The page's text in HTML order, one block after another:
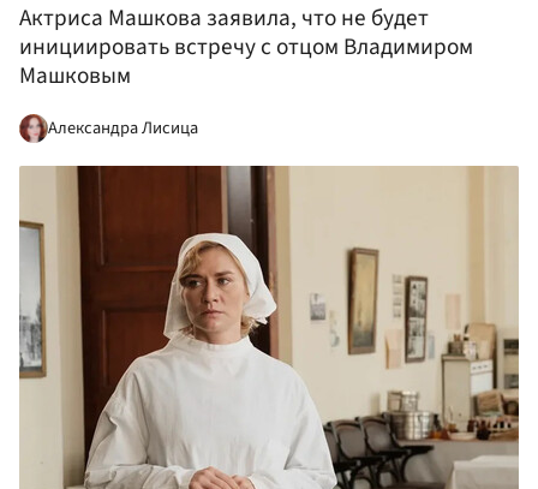
Актриса Машкова заявила, что не будет
инициировать встречу с отцом Владимиром
Машковым
Александра Лисица